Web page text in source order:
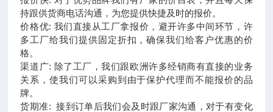
持跟供货商电话沟通，为您提供快捷及时的报价。
价格优: 我们直接从工厂拿报价，避开许多中间环节，许
多工厂给我们提供固定折扣，确保我们给客户优惠的价
格。
渠道广: 除了工厂，我们跟欧洲许多经销商有直接的业务
关系，使我们可以采购到由于保护代理而不能报价的品
牌。
货期准: 接到订单后我们会及时跟厂家沟通，对于有变化